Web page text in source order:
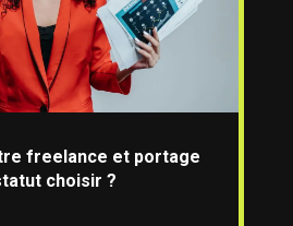
freelance et portage
choisir ?